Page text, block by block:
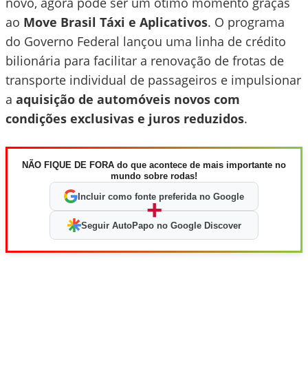
ao Move Brasil Táxi e Aplicativos. O programa
do Governo Federal lançou uma linha de crédito
bilionária para facilitar a renovação de frotas de
transporte individual de passageiros e impulsionar
a aquisição de automóveis novos com
condições exclusivas e juros reduzidos.
NÃO FIQUE DE FORA do que acontece de mais importante no
mundo sobre rodas!
Incluir como fonte preferida no Google
+
Seguir AutoPapo no Google Discover